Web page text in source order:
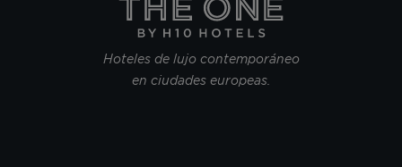
Hoteles de lujo contemporáneo
en ciudades europeas.